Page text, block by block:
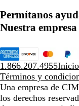
Permítanos
Nuestra empresa
1.866.207.4955Inicio
Términos y
Una empresa de
los derechos